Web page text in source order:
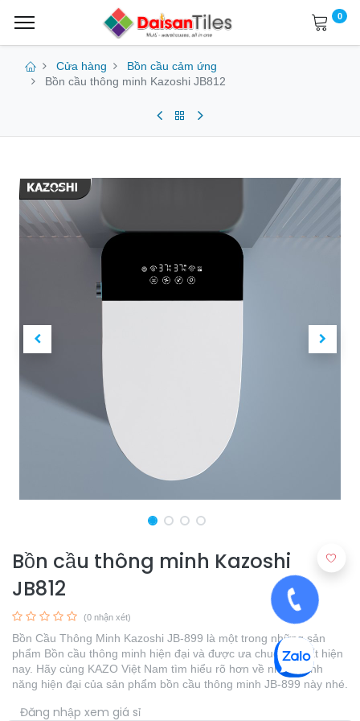
0
Cửa hàng
Bồn cầu cảm ứng
Bồn cầu thông minh Kazoshi JB812
Bồn cầu thông minh Kazoshi
JB812
(0 nhận xét)
Bồn Cầu Thông Minh Kazoshi JB-899 là một trong những sản
phẩm Bồn cầu thông minh hiện đại và được ưa chuộng nhất hiện
nay. Hãy cùng KAZO Việt Nam tìm hiểu rõ hơn về những tính
năng hiện đại của sản phẩm bồn cầu thông minh JB-899 này nhé.
Đăng nhập xem giá sỉ